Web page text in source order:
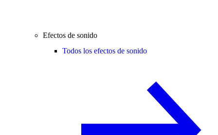
Efectos de sonido
Todos los efectos de sonido